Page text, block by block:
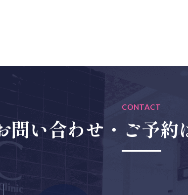
CONTACT
問い合わせ・ ご予約